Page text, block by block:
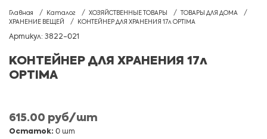
Главная Каталог ХОЗЯЙСТВЕННЫЕ ТОВАРЫ
ТОВАРЫ ДЛЯ ДОМА
ХРАНЕНИЕ ВЕЩЕЙ
КОНТЕЙНЕР ДЛЯ ХРАНЕНИЯ 17л OPTIMA
Артикул: 3822-021
КОНТЕЙНЕР ДЛЯ ХРАНЕНИЯ 17л
OPTIMA
615.00 руб/шт
Остаток: 0 шт